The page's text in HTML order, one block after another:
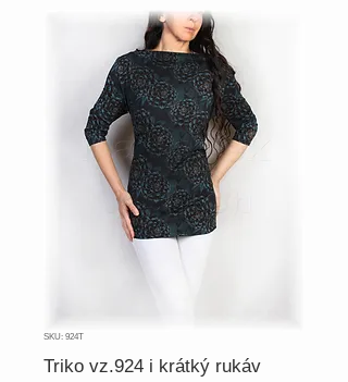
SKU: 924T
Triko vz.924 i krátký rukáv